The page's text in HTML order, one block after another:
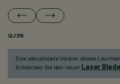
QJ39
Eine aktualisierte Version dieses
Entdecken Sie den neuen Laser